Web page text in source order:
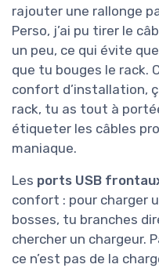
rajouter une rallonge
Perso, j’ai pu tirer le
un peu, ce qui évite
que tu bouges le rack.
confort d’installation,
rack, tu as tout à
étiqueter les câbles
maniaque.
Les ports USB
confort : pour charger
bosses, tu branches
chercher un chargeur.
ce n’est pas de la